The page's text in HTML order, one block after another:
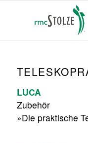
LUCA
Zubehör
»Die praktische